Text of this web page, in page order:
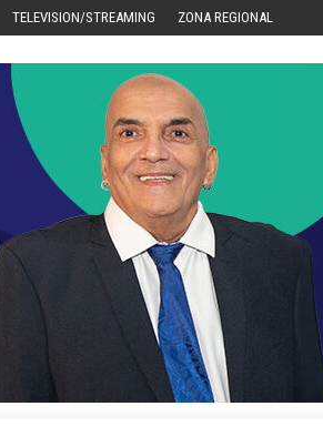
TELEVISION/STREAMING ZONA REGIONAL